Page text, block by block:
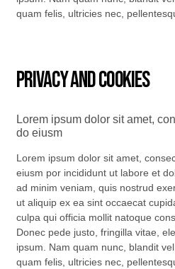
quam felis, ultricies nec,
Privacy and Cookies
Lorem ipsum dolor sit amet,
do eiusm
Lorem ipsum dolor sit amet,
eiusm por incididunt ut labore et
ad minim veniam, quis nostrud
ut aliquip ex ea sint occaecat
culpa qui officia mollit natoque
Donec pede justo, fringilla vitae,
ipsum. Nam quam nunc, blandit
quam felis, ultricies nec,